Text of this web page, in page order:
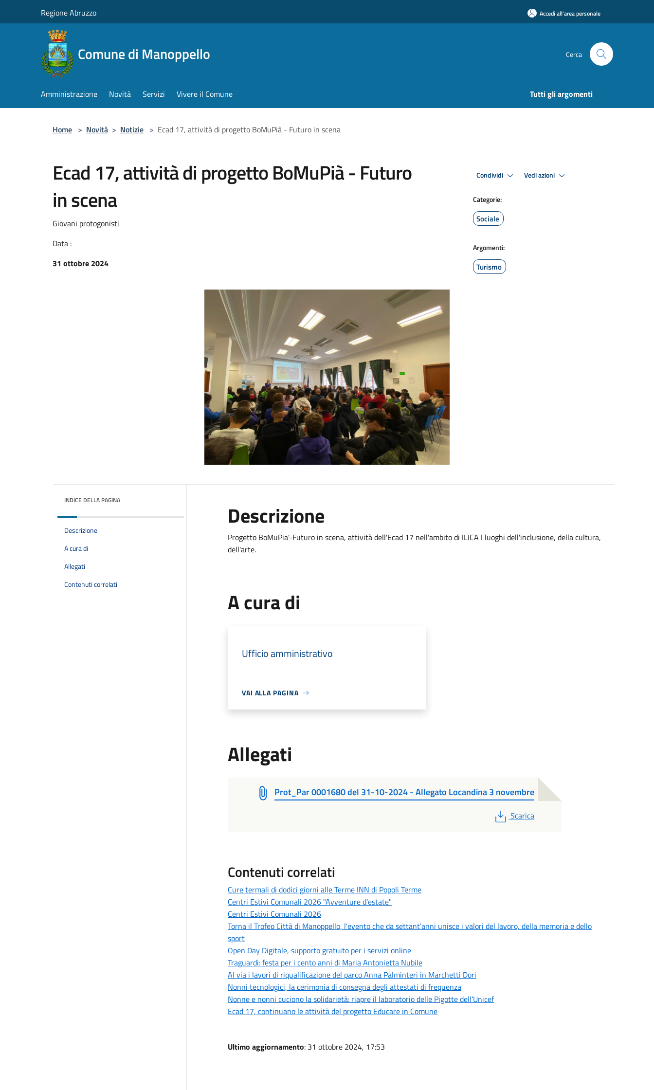
Regione Abruzzo Accedi all'area personale
Comune di Manoppello Cerca
Amministrazione Novità Servizi Vivere il Comune Tutti gli argomenti
Home > Novità > Notizie > Ecad 17, attività di progetto BoMuPià - Futuro in scena
Ecad 17, attività di progetto BoMuPià - Futuro
in scena
Giovani protogonisti
Data :
31 ottobre 2024
Condividi Vedi azioni
Categorie:
Sociale
Argomenti:
Turismo
INDICE DELLA PAGINA
Descrizione
A cura di
Allegati
Contenuti correlati
Descrizione
Progetto BoMuPia'-Futuro in scena, attività dell'Ecad 17 nell'ambito di ILICA I luoghi dell'inclusione, della cultura,
dell'arte.
A cura di
Ufficio amministrativo
VAI ALLA PAGINA
Allegati
Prot_Par 0001680 del 31-10-2024 - Allegato Locandina 3 novembre
PDF
Scarica
Contenuti correlati
Cure termali di dodici giorni alle Terme INN di Popoli Terme
Centri Estivi Comunali 2026 "Avventure d’estate"
Centri Estivi Comunali 2026
Torna il Trofeo Città di Manoppello, l'evento che da settant’anni unisce i valori del lavoro, della memoria e dello
sport
Open Day Digitale, supporto gratuito per i servizi online
Traguardi: festa per i cento anni di Maria Antonietta Nubile
Al via i lavori di riqualificazione del parco Anna Palminteri in Marchetti Dori
Nonni tecnologici, la cerimonia di consegna degli attestati di frequenza
Nonne e nonni cuciono la solidarietà: riapre il laboratorio delle Pigotte dell’Unicef
Ecad 17, continuano le attività del progetto Educare in Comune
Ultimo aggiornamento: 31 ottobre 2024, 17:53